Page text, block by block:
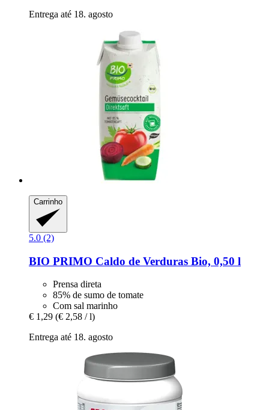
Entrega até 18. agosto
Carrinho
5.0 (2)
BIO PRIMO Caldo de Verduras Bio, 0,50 l
Prensa direta
85% de sumo de tomate
Com sal marinho
€ 1,29 (€ 2,58 / l)
Entrega até 18. agosto